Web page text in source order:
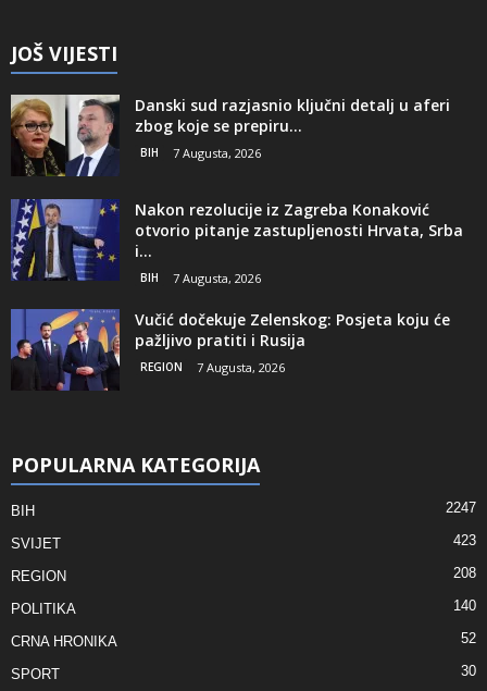
JOŠ VIJESTI
Danski sud razjasnio ključni detalj u aferi
zbog koje se prepiru...
BIH 7 Augusta, 2026
Nakon rezolucije iz Zagreba Konaković
otvorio pitanje zastupljenosti Hrvata, Srba
i...
BIH 7 Augusta, 2026
Vučić dočekuje Zelenskog: Posjeta koju će
pažljivo pratiti i Rusija
REGION 7 Augusta, 2026
POPULARNA KATEGORIJA
BIH 2247
SVIJET 423
REGION 208
POLITIKA 140
CRNA HRONIKA 52
SPORT 30